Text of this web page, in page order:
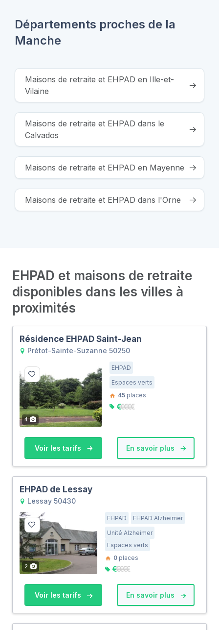
Départements proches de la
Manche
Maisons de retraite et EHPAD en Ille-et-
Vilaine
Maisons de retraite et EHPAD dans le
Calvados
Maisons de retraite et EHPAD en Mayenne
Maisons de retraite et EHPAD dans l'Orne
EHPAD et maisons de retraite
disponibles dans les villes à
proximités
Résidence EHPAD Saint-Jean
Prétot-Sainte-Suzanne 50250
4
EHPAD
Espaces verts
45 places
Voir les tarifs En savoir plus
EHPAD de Lessay
Lessay 50430
2
EHPAD
EHPAD Alzheimer
Unité Alzheimer
Espaces verts
0 places
Voir les tarifs En savoir plus